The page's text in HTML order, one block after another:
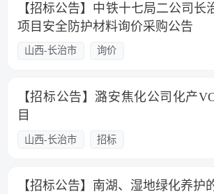
【招标公告】中铁十七局二公司长
项目安全防护材料询价采购公告
山西-长治市 询价
【招标公告】潞安焦化公司化产
目
山西-长治市 招标
【招标公告】南湖、湿地绿化养护